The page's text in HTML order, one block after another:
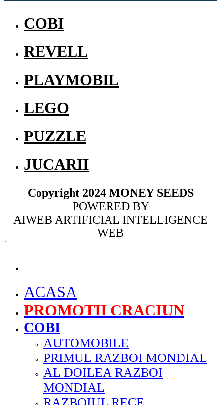
COBI
REVELL
PLAYMOBIL
LEGO
PUZZLE
JUCARII
Copyright 2024 MONEY SEEDS
POWERED BY
AIWEB ARTIFICIAL INTELLIGENCE
WEB
`
ACASA
PROMOTII CRACIUN
COBI
AUTOMOBILE
PRIMUL RAZBOI MONDIAL
AL DOILEA RAZBOI
MONDIAL
RAZBOIUL RECE